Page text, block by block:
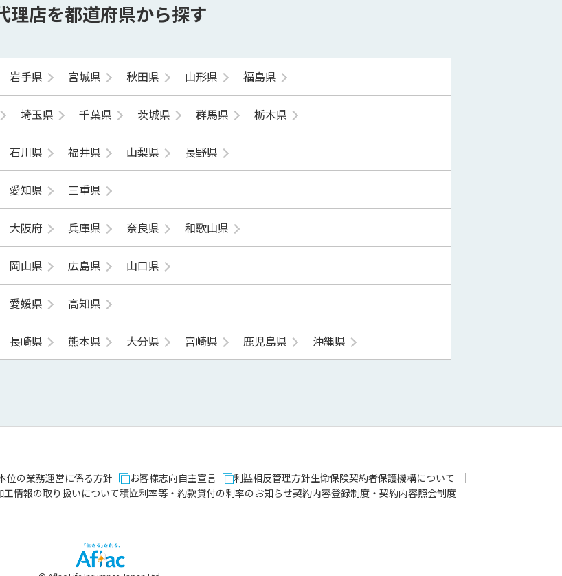
理店を都道府県から探す
岩手県 宮城県 秋田県 山形県 福島県
埼玉県 千葉県 茨城県 群馬県 栃木県
石川県 福井県 山梨県 長野県
愛知県 三重県
大阪府 兵庫県 奈良県 和歌山県
岡山県 広島県 山口県
愛媛県 高知県
長崎県 熊本県 大分県 宮崎県 鹿児島県 沖縄県
位の業務運営に係る方針 お客様志向自主宣言 利益相反管理方針生命保険契約者保護機構について
工情報の取り扱いについて積立利率等・約款貸付の利率のお知らせ契約内容登録制度・契約内容照会制度